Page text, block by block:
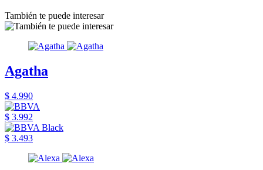
También te puede interesar
Agatha
$ 4.990
$ 3.992
$ 3.493